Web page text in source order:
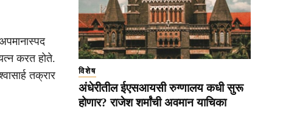
करत होते.
तक्रार
विशेष
अंधेरीतील ईएसआयसी रुग्णालय कधी सुरू
होणार? राजेश शर्मांची अवमान याचिका